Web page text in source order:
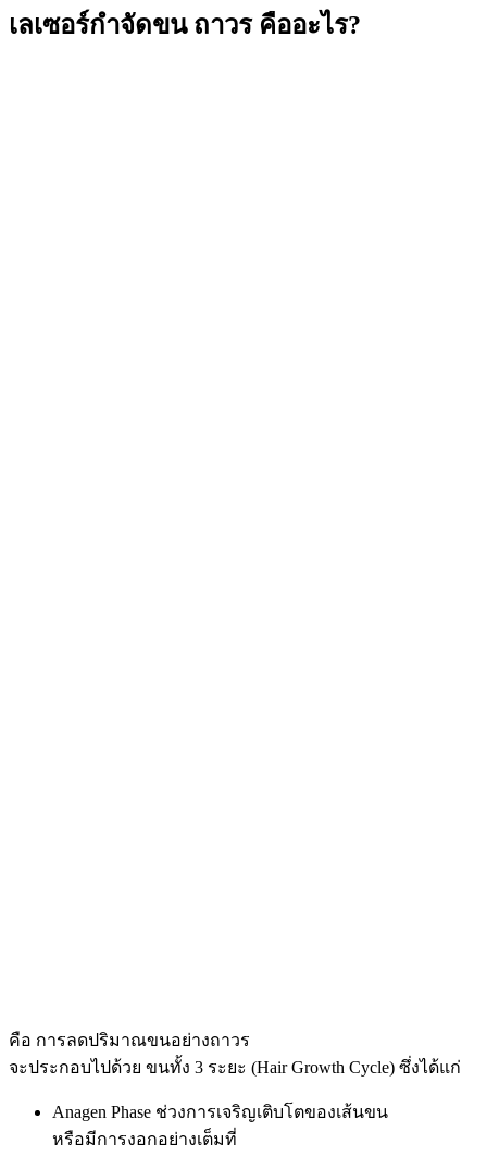
เลเซอร์กำจัดขน ถาวร คืออะไร?
คือ การลดปริมาณขนอย่างถาวร
จะประกอบไปด้วย ขนทั้ง 3 ระยะ (Hair Growth Cycle) ซึ่งได้แก่
Anagen Phase ช่วงการเจริญเติบโตของเส้นขน
หรือมีการงอกอย่างเต็มที่